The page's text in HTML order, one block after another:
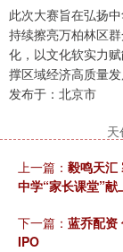
此次大赛旨在弘扬
持续擦亮万柏林区
化，以文化软实力
撑区域经济高质量
发布于：北京市
天
上一篇： 毅鸣天汇
中学“家长课堂”
下一篇： 蓝乔配资
IPO